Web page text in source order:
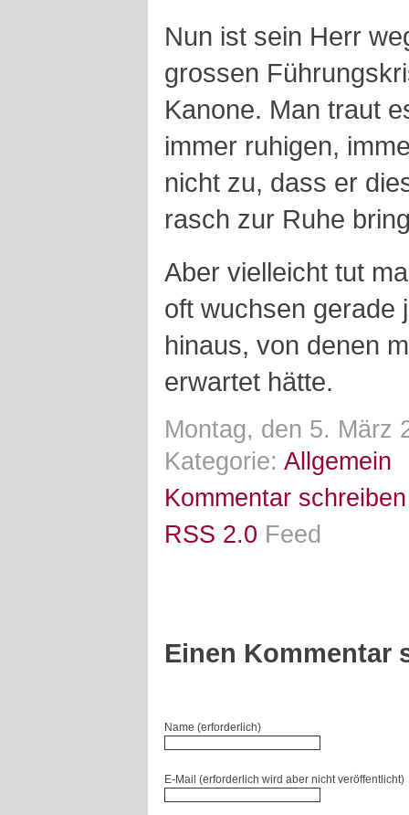
Nun ist sein Herr
grossen
Kanone. Man traut
immer ruhigen,
nicht zu, dass er
rasch zur Ruhe
Aber vielleicht tut
oft wuchsen gerade
hinaus, von denen
erwartet hätte.
Montag, den 5. März
Kategorie: Allgemein
Kommentar schreiben
RSS 2.0 Feed
Einen Kommentar
Name (erforderlich)
E-Mail (erforderlich wird aber nicht veröffentlicht)